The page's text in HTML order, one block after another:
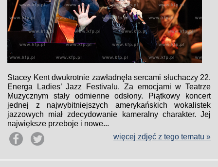
Stacey Kent dwukrotnie zawładnęła sercami słuchaczy 22.
Energa Ladies’ Jazz Festivalu. Za emocjami w Teatrze
Muzycznym stały odmienne odsłony. Piątkowy koncert
jednej z najwybitniejszych amerykańskich wokalistek
jazzowych miał zdecydowanie kameralny charakter. Jej
największe przeboje i nowe...
więcej zdjęć z tego tematu »